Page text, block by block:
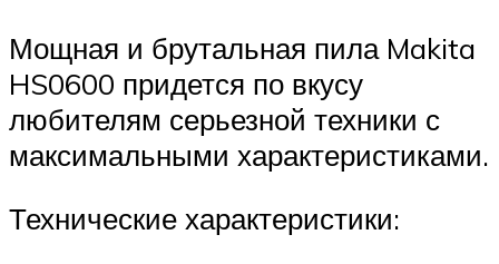
Мощная и брутальная пила Makita
HS0600 придется по вкусу
любителям серьезной техники с
максимальными характеристиками.
Технические характеристики: